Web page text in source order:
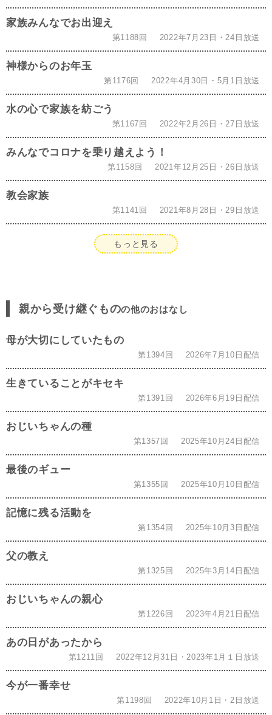
家族みんなでお出迎え
第1188回 2022年7月23日・24日放送
神様からのお年玉
第1176回 2022年4月30日・5月1日放送
水の心で家族を紡ごう
第1167回 2022年2月26日・27日放送
みんなでコロナを乗り越えよう！
第1158回 2021年12月25日・26日放送
教会家族
第1141回 2021年8月28日・29日放送
もっと見る
親から受け継ぐものの他のおはなし
母が大切にしていたもの
第1394回 2026年7月10日配信
生きていることがキセキ
第1391回 2026年6月19日配信
おじいちゃんの種
第1357回 2025年10月24日配信
最後のギュー
第1355回 2025年10月10日配信
記憶に残る活動を
第1354回 2025年10月3日配信
父の教え
第1325回 2025年3月14日配信
おじいちゃんの親心
第1226回 2023年4月21日配信
あの日があったから
第1211回 2022年12月31日・2023年1月１日放送
今が一番幸せ
第1198回 2022年10月1日・2日放送